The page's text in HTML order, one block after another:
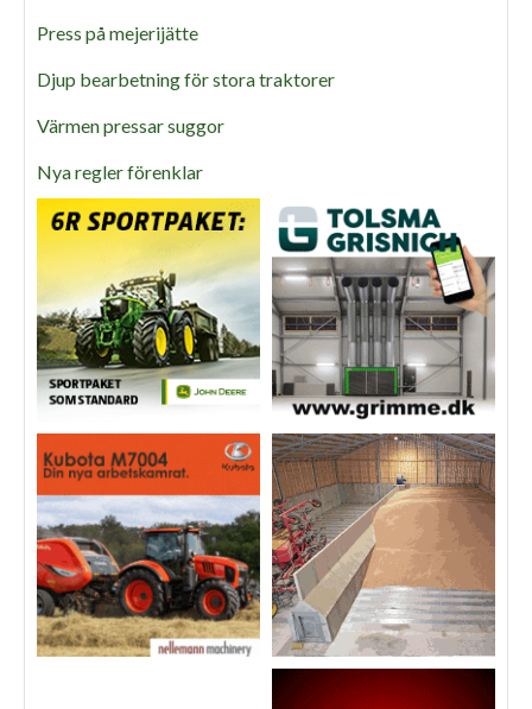
Press på mejerijätte
Djup bearbetning för stora traktorer
Värmen pressar suggor
Nya regler förenklar